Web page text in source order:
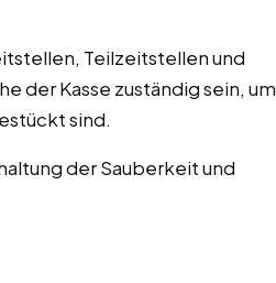
Teilzeitstellen und
der Kasse zuständig sein, um
sind.
der Sauberkeit und